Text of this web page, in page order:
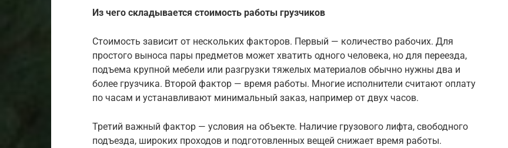
Из чего складывается стоимость работы грузчиков
Стоимость зависит от нескольких факторов. Первый — количество рабочих. Для
простого выноса пары предметов может хватить одного человека, но для переезда,
подъема крупной мебели или разгрузки тяжелых материалов обычно нужны два и
более грузчика. Второй фактор — время работы. Многие исполнители считают оплату
по часам и устанавливают минимальный заказ, например от двух часов.
Третий важный фактор — условия на объекте. Наличие грузового лифта, свободного
подъезда, широких проходов и подготовленных вещей снижает время работы.